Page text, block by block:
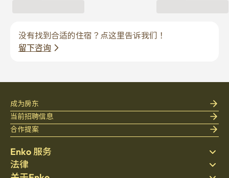
没有找到合适的住宿？点这里告诉我们！
留下咨询
Enko 服务
搜索房源
法律
成为房东
当前招聘信息
合作提案